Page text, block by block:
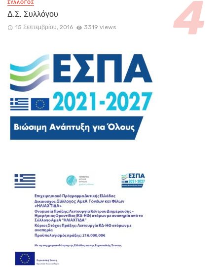
ΣΥΛΛΟΓΟΣ
Δ.Σ. Συλλόγου
15 Σεπτεμβρίου, 2016 3319 views